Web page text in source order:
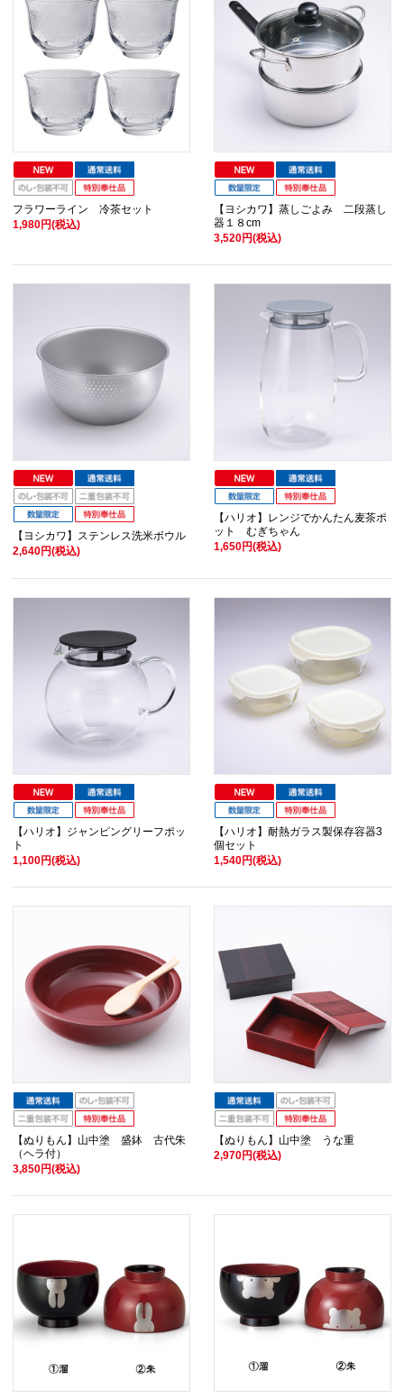
フラワーライン 冷茶セット
1,980円(税込)
【ヨシカワ】蒸しごよみ 二段蒸し
器１８cm
3,520円(税込)
【ヨシカワ】ステンレス洗米ボウル
2,640円(税込)
【ハリオ】レンジでかんたん麦茶ポ
ット むぎちゃん
1,650円(税込)
【ハリオ】ジャンピングリーフポッ
ト
1,100円(税込)
【ハリオ】耐熱ガラス製保存容器3
個セット
1,540円(税込)
【ぬりもん】山中塗 盛鉢 古代朱
（ヘラ付）
3,850円(税込)
【ぬりもん】山中塗 うな重
2,970円(税込)